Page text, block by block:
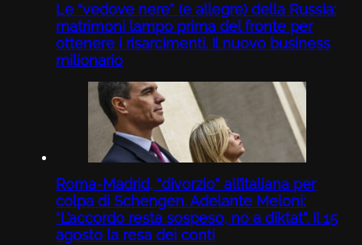
Le “vedove nere” (e allegre) della Russia:
matrimoni lampo prima del fronte per
ottenere i risarcimenti. Il nuovo business
milionario
Roma-Madrid, “divorzio” all’italiana per
colpa di Schengen. Adelante Meloni:
“L’accordo resta sospeso, no a diktat”. Il 15
agosto la resa dei conti